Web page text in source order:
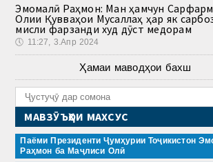
Эмомалӣ Раҳмон: Ман ҳамчун
Олии Қувваҳои Мусаллаҳ ҳар як
мисли фарзанди худ дӯст медорам
🕔 11:27, 3.Апр 2024
Ҳамаи маводҳои бахш
МАВЗӮЪҲОИ МАХСУС
Паёми Президенти Ҷумҳурии Тоҷикистон
Раҳмон ба Маҷлиси Олӣ